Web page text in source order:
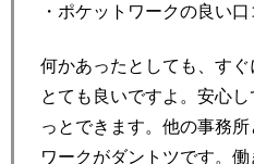
・ポケットワークの良い口
何かあったとしても、す
とても良いですよ。安心
っとできます。他の事務
ワークがダントツです。